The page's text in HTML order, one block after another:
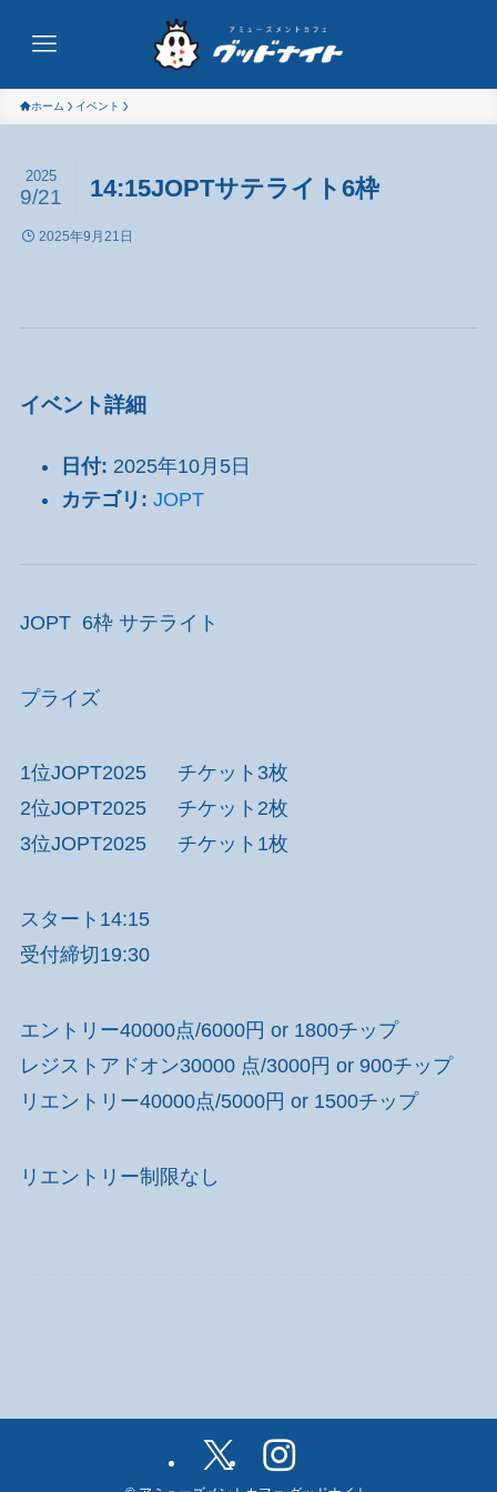
ホーム イベント
14:15JOPTサテライト6枠
2025
9/21
2025年9月21日
イベント詳細
日付: 2025年10月5日
カテゴリ: JOPT
JOPT 6枠 サテライト
プライズ
1位JOPT2025 チケット3枚
2位JOPT2025 チケット2枚
3位JOPT2025 チケット1枚
スタート14:15
受付締切19:30
エントリー40000点/6000円 or 1800チップ
レジストアドオン30000 点/3000円 or 900チップ
リエントリー40000点/5000円 or 1500チップ
リエントリー制限なし